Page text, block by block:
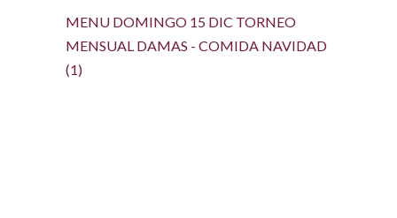
MENU DOMINGO 15 DIC TORNEO
MENSUAL DAMAS - COMIDA NAVIDAD
(1)